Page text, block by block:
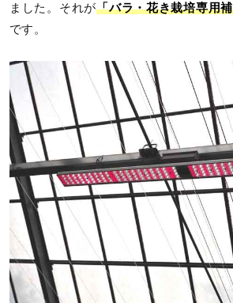
ました。それが「バラ・花き栽培専用
です。